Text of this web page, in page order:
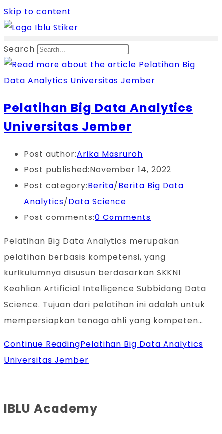
Skip to content
Search
Pelatihan Big Data Analytics
Universitas Jember
Post author:Arika Masruroh
Post published:November 14, 2022
Post category:Berita/Berita Big Data
Analytics/Data Science
Post comments:0 Comments
Pelatihan Big Data Analytics merupakan
pelatihan berbasis kompetensi, yang
kurikulumnya disusun berdasarkan SKKNI
Keahlian Artificial Intelligence Subbidang Data
Science. Tujuan dari pelatihan ini adalah untuk
mempersiapkan tenaga ahli yang kompeten…
Continue ReadingPelatihan Big Data Analytics
Universitas Jember
IBLU Academy